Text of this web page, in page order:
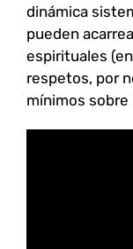
dinámica
pueden
espirituales
respetos, por
mínimos sobre